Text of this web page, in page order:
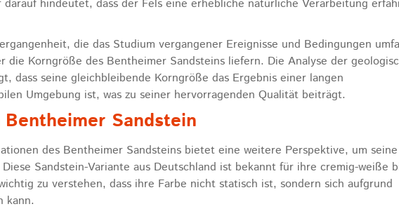
hindeutet, dass der Fels eine erhebliche natürliche Verarbeitung
die das Studium vergangener Ereignisse und Bedingungen
die Korngröße des Bentheimer Sandsteins liefern. Die Analyse der
dass seine gleichbleibende Korngröße das Ergebnis einer langen
Umgebung ist, was zu seiner hervorragenden Qualität beiträgt.
Sandstein
des Bentheimer Sandsteins bietet eine weitere Perspektive, um seine
Sandstein-Variante aus Deutschland ist bekannt für ihre cremig-weiße
zu verstehen, dass ihre Farbe nicht statisch ist, sondern sich aufgrund
kann.